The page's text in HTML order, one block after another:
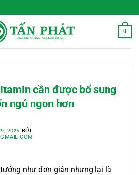
0
cần được bổ sung
ngủ ngon hơn
2025 BỞI
như đơn giản nhưng lại là